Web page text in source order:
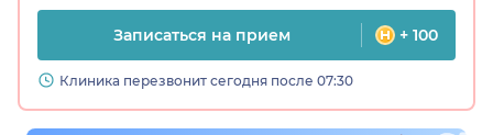
Записаться на прием + 100
Клиника перезвонит сегодня после 07:30